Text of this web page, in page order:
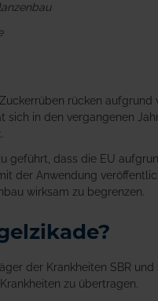
rücken
sich in den vergangenen
geführt, dass die EU
der Anwendung
wirksam zu begrenzen.
der Krankheiten SBR
zu übertragen.